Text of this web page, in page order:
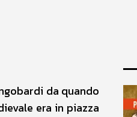
da quando
era in piazza